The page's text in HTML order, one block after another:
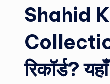
Shahid
रिकॉर्ड?